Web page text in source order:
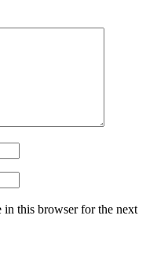
in this browser for the next